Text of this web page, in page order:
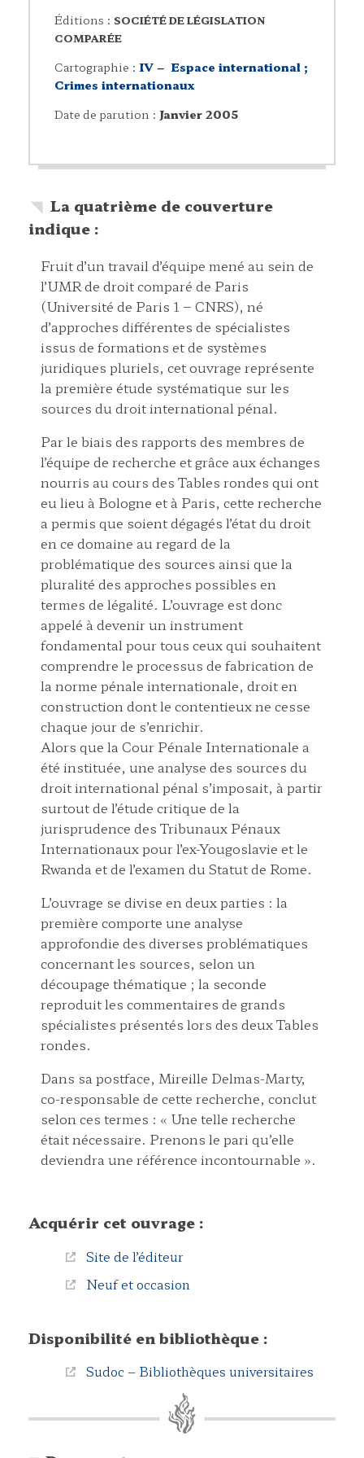
Éditions : SOCIÉTÉ DE LÉGISLATION
COMPARÉE
Cartographie : IV – Espace international ;
Crimes internationaux
Date de parution : Janvier 2005
La quatrième de couverture
indique :
Fruit d’un travail d’équipe mené au sein de
l’UMR de droit comparé de Paris
(Université de Paris 1 – CNRS), né
d’approches différentes de spécialistes
issus de formations et de systèmes
juridiques pluriels, cet ouvrage représente
la première étude systématique sur les
sources du droit international pénal.
Par le biais des rapports des membres de
l’équipe de recherche et grâce aux échanges
nourris au cours des Tables rondes qui ont
eu lieu à Bologne et à Paris, cette recherche
a permis que soient dégagés l’état du droit
en ce domaine au regard de la
problématique des sources ainsi que la
pluralité des approches possibles en
termes de légalité. L’ouvrage est donc
appelé à devenir un instrument
fondamental pour tous ceux qui souhaitent
comprendre le processus de fabrication de
la norme pénale internationale, droit en
construction dont le contentieux ne cesse
chaque jour de s’enrichir.
Alors que la Cour Pénale Internationale a
été instituée, une analyse des sources du
droit international pénal s’imposait, à partir
surtout de l’étude critique de la
jurisprudence des Tribunaux Pénaux
Internationaux pour l’ex-Yougoslavie et le
Rwanda et de l’examen du Statut de Rome.
L’ouvrage se divise en deux parties : la
première comporte une analyse
approfondie des diverses problématiques
concernant les sources, selon un
découpage thématique ; la seconde
reproduit les commentaires de grands
spécialistes présentés lors des deux Tables
rondes.
Dans sa postface, Mireille Delmas-Marty,
co-responsable de cette recherche, conclut
selon ces termes : « Une telle recherche
était nécessaire. Prenons le pari qu’elle
deviendra une référence incontournable ».
Acquérir cet ouvrage :
Site de l’éditeur
Neuf et occasion
Disponibilité en bibliothèque :
Sudoc – Bibliothèques universitaires